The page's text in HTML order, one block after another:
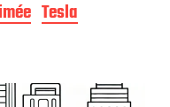
Tesla